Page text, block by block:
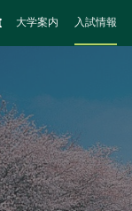
H
大学案内 入試情報